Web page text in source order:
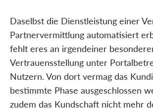
Daselbst die Dienstleistung einer
Partnervermittlung automatisiert
fehlt eres an irgendeiner
Vertrauensstellung unter
Nutzern. Von dort vermag das
bestimmte Phase ausgeschlossen
zudem das Kundschaft nicht mehr